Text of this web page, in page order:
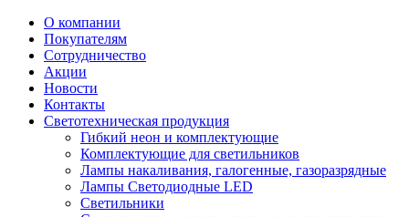
О компании
Покупателям
Сотрудничество
Акции
Новости
Контакты
Светотехническая продукция
Гибкий неон и комплектующие
Комплектующие для светильников
Лампы накаливания, галогенные, газоразрядные
Лампы Светодиодные LED
Светильники